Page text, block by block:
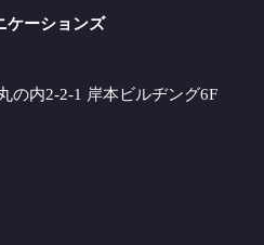
ケーションズ
の内2-2-1 岸本ビルヂング6F